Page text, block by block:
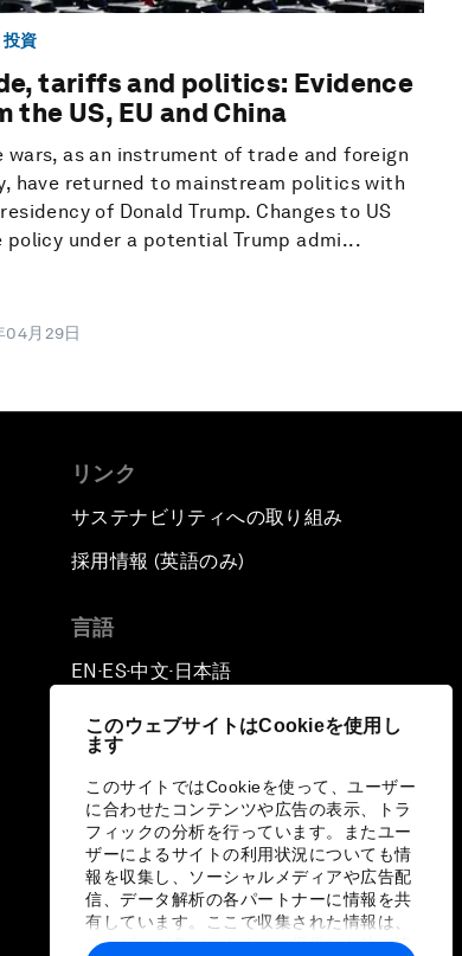
このウェブサイトはCookieを使用し
ます
このサイトではCookieを使って、ユーザー
に合わせたコンテンツや広告の表示、トラ
フィックの分析を行っています。またユー
ザーによるサイトの利用状況についても情
報を収集し、ソーシャルメディアや広告配
信、データ解析の各パートナーに情報を共
有しています。ここで収集された情報は、
ユーザーが各パートナーに提供した他の情
資
tariffs and politics: Evidence
the US, EU and China
wars, as an instrument of trade and foreign
have returned to mainstream politics with
of Donald Trump. Changes to US
policy under a potential Trump admi...
04月29日
リンク
サステナビリティへの取り組み
採用情報 (英語のみ)
言語
EN ▪ ES▪中文▪ 日本語